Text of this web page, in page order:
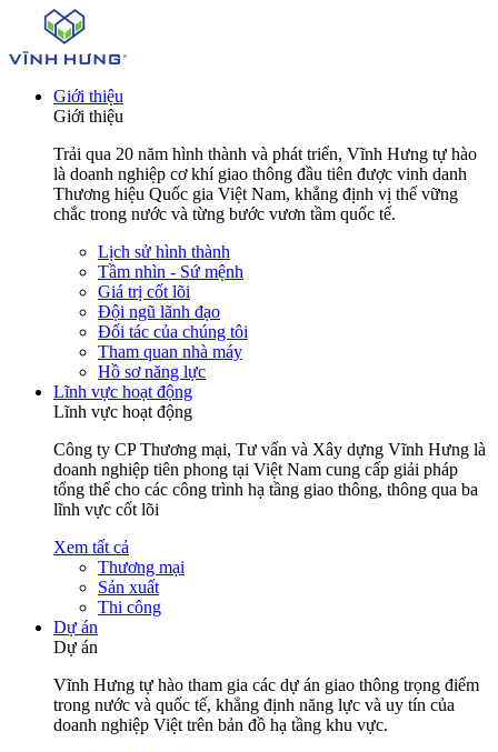
Giới thiệu
Giới thiệu
Trải qua 20 năm hình thành và phát triển, Vĩnh Hưng tự hào
là doanh nghiệp cơ khí giao thông đầu tiên được vinh danh
Thương hiệu Quốc gia Việt Nam, khẳng định vị thế vững
chắc trong nước và từng bước vươn tầm quốc tế.
Lịch sử hình thành
Tầm nhìn - Sứ mệnh
Giá trị cốt lõi
Đội ngũ lãnh đạo
Đối tác của chúng tôi
Tham quan nhà máy
Hồ sơ năng lực
Lĩnh vực hoạt động
Lĩnh vực hoạt động
Công ty CP Thương mại, Tư vấn và Xây dựng Vĩnh Hưng là
doanh nghiệp tiên phong tại Việt Nam cung cấp giải pháp
tổng thể cho các công trình hạ tầng giao thông, thông qua ba
lĩnh vực cốt lõi
Xem tất cả
Thương mại
Sản xuất
Thi công
Dự án
Dự án
Vĩnh Hưng tự hào tham gia các dự án giao thông trọng điểm
trong nước và quốc tế, khẳng định năng lực và uy tín của
doanh nghiệp Việt trên bản đồ hạ tầng khu vực.